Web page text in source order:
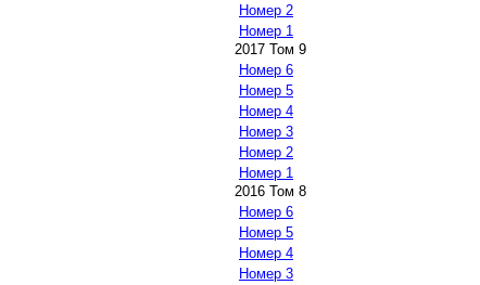
Номер 2
Номер 1
2017 Том 9
Номер 6
Номер 5
Номер 4
Номер 3
Номер 2
Номер 1
2016 Том 8
Номер 6
Номер 5
Номер 4
Номер 3